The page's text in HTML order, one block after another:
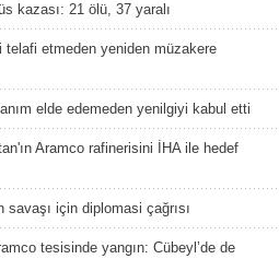
kazası: 21 ölü, 37 yaralı
telafi etmeden yeniden müzakere
elde edemeden yenilgiyi kabul etti
Aramco rafinerisini İHA ile hedef
savaşı için diplomasi çağrısı
tesisinde yangın: Cübeyl’de de